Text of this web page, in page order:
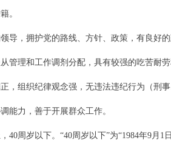
。
导，拥护党的路线、方针、政策，有良好的
管理和工作调剂分配，具有较强的吃苦耐劳
，组织纪律观念强，无违法违纪行为（刑事
能力，善于开展群众工作。
周岁以下。“40周岁以下”为“1984年9月1